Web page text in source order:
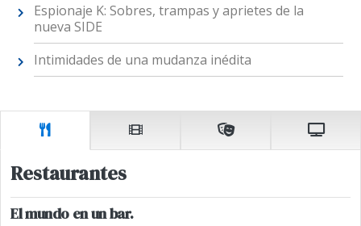
Espionaje K: Sobres, trampas y aprietes de la
nueva SIDE
Intimidades de una mudanza inédita
Restaurantes
El mundo en un bar.